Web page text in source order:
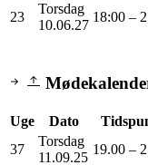
23
Torsdag
10.06.27
18:00 –
Uge Dato
37
Torsdag
11.09.25
19.00 –